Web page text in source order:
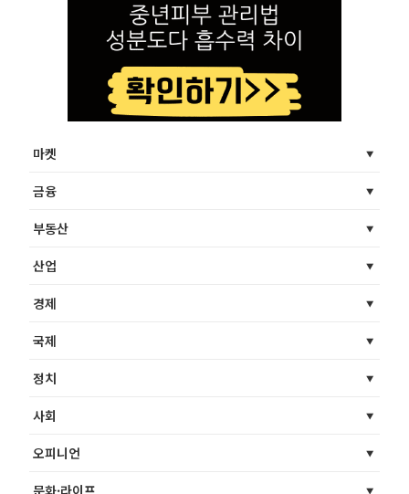
마켓
금융
부동산
산업
경제
국제
정치
사회
오피니언